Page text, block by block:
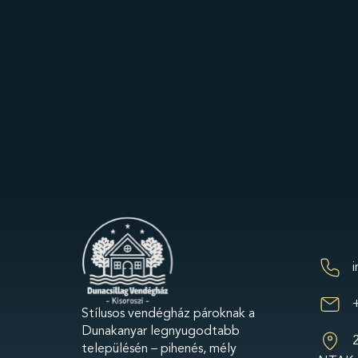
Stílusos vendégház pároknak a
Dunakanyar legnyugodtabb
településén – pihenés, mély